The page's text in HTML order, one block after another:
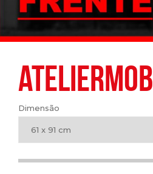
ATELIERMOB
Dimensão
61 x 91 cm